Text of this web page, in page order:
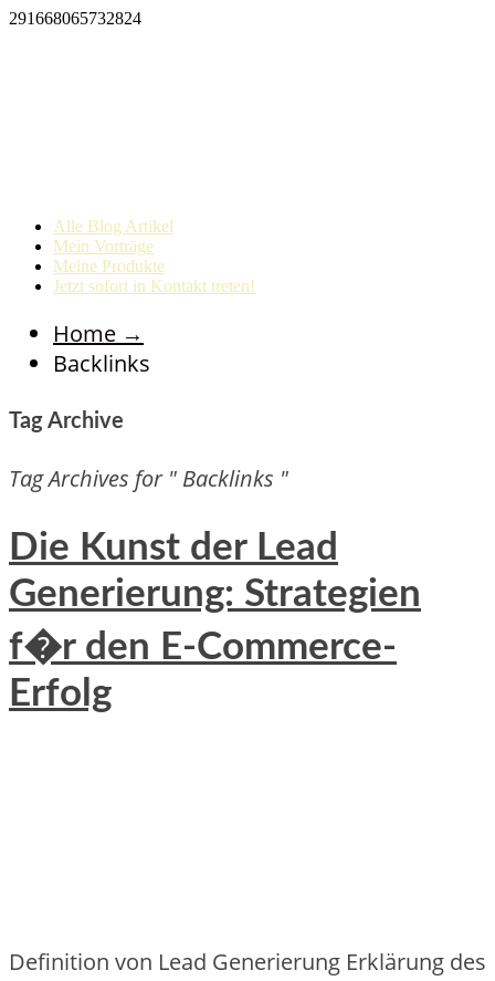
291668065732824
Alle Blog Artikel
Mein Vorträge
Meine Produkte
Jetzt sofort in Kontakt treten!
Home →
Backlinks
Tag Archive
Tag Archives for " Backlinks "
Die Kunst der Lead
Generierung: Strategien
f�r den E-Commerce-
Erfolg
Definition von Lead Generierung Erklärung des